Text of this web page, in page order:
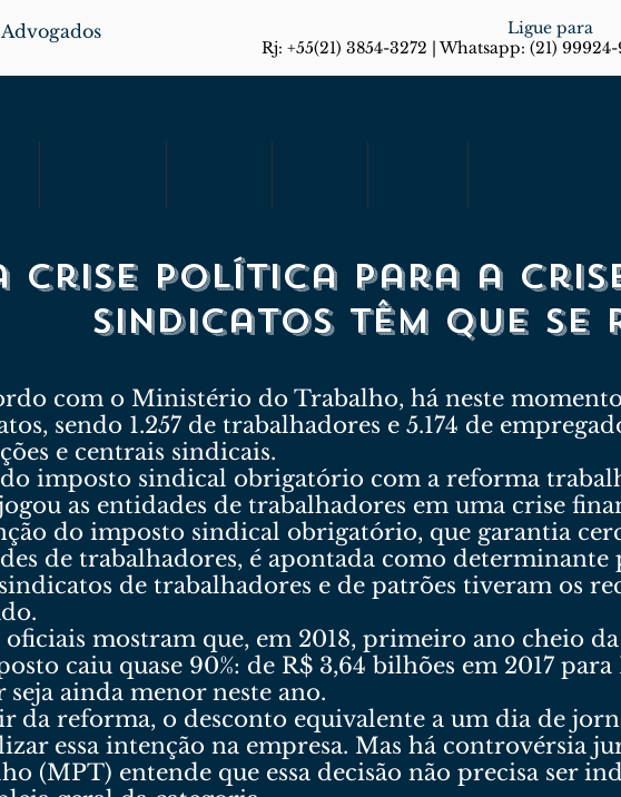
Ligue para
Rj: +55(21) 3854-3272 | Whatsapp: (21)
crise política para a
sindicatos têm que se
com o Ministério do Trabalho, há neste
sendo 1.257 de trabalhadores e 5.174 de
e centrais sindicais.
imposto sindical obrigatório com a reforma
as entidades de trabalhadores em uma crise
do imposto sindical obrigatório, que garantia
de trabalhadores, é apontada como determinante
de trabalhadores e de patrões tiveram os
oficiais mostram que, em 2018, primeiro ano cheio
caiu quase 90%: de R$ 3,64 bilhões em 2017
seja ainda menor neste ano.
da reforma, o desconto equivalente a um dia de
essa intenção na empresa. Mas há controvérsia
(MPT) entende que essa decisão não precisa ser